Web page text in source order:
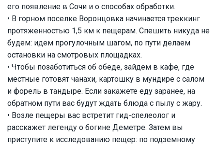
его появление в Сочи и о способах обработки.
• В горном поселке Воронцовка начинается треккинг
протяженностью 1,5 км к пещерам. Спешить никуда не
будем: идем прогулочным шагом, по пути делаем
остановки на смотровых площадках.
• Чтобы позаботиться об обеде, зайдем в кафе, где
местные готовят чанахи, картошку в мундире с салом
и форель в тандыре. Если закажете еду заранее, на
обратном пути вас будут ждать блюда с пылу с жару.
• Возле пещеры вас встретит гид-спелеолог и
расскажет легенду о богине Деметре. Затем вы
приступите к исследованию пещер: по подземному